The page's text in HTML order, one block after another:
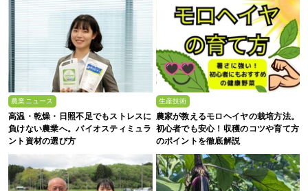
農業ニュース
高温・乾燥・日照不足でもストレスに
負けない農業へ。バイオスティミュラ
ント資材の選び方
生産技術
農家が教えるモロヘイヤの栽培方法。
初心者でも安心！収穫のコツや育て方
のポイントを徹底解説